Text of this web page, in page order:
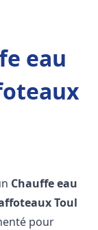
eau
Chauffe eau
Toul
pour